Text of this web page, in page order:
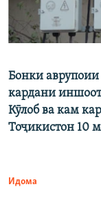
Бонки
кардани
Кӯлоб ва кам
Тоҷикистон 10
Идома